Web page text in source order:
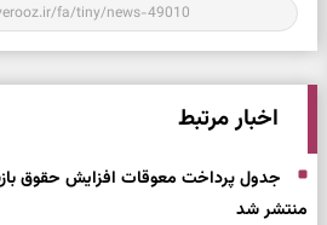
اخبار مرتبط
جدول پرداخت معوقات افزایش حقوق
منتشر شد